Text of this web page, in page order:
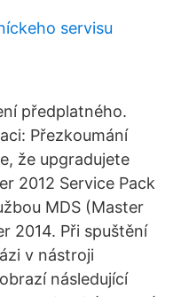
servisu
předplatného.
Přezkoumání
že upgradujete
2012 Service Pack
MDS (Master
2014. Při spuštění
v nástroji
následující